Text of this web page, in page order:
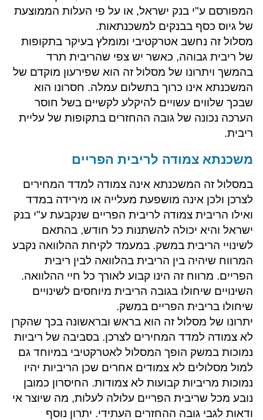
המפורסם ע"י בנק ישראל, או על פי העלות הממוצעת
של גיוס כסף בבנקים למשכנתאות.
מסלול זה נחשב אטרקטיבי ומומלץ בעיקר בתקופות
של ריבית גבוהה, כאשר יש צפי שהריבית תרד
בהמשך ויתרונו של מסלול זה הוא שפירעון מוקדם של
המשכנתא אינו כרוך בתשלום עמלה. חסרונו הוא
שבכך שלווים עשויים להיקלע לקשיים בשל חוסר
הערכה נכונה של גובה ההחזרים בתקופות של עליית
ריבית.
​משכנתא צמודה לריבית הפריים
במסלול זה המשכנתא אינה צמודה למדד המחירים
לצרכן ולכן אינה מושפעת מעלייה או מירידה במדד
ואילו הריבית צמודה לריבית הפריים שנקבעת ע"י בנק
ישראל והיא יכולה להשתנות כל חודש, בהתאם
לשינויי הריבית במשק. במעמד לקיחת ההלוואה נקבע
המרווח שיהיה בין הריבית בהלוואה לבין ריבית
הפריים. מרווח זה הינו קבוע לאורך כל חיי ההלוואה.
השינויים שיחולו בגובה הריבית מיוחסים לשינויים
שיחולו בריבית הפריים במשק.
יתרונו של מסלול זה הוא בראש ובראשונה בכך שהקרן
לא צמודה למדד המחירים לצרכן. בסביבה של ריביות
נמוכות במשק הופך המסלול לאטרקטיבי במיוחד גם
למול מסלולים לא צמודים אחרים שכן הריביות יהיו
נמוכות מריביות קבועות לא צמודות. החיסרון כמובן
נובע מכל שריבית הפריים עלולה לעלות, מה שיוצר אי
ודאות לגבי גובה ההחזרים העתידי. יתרון נוסף